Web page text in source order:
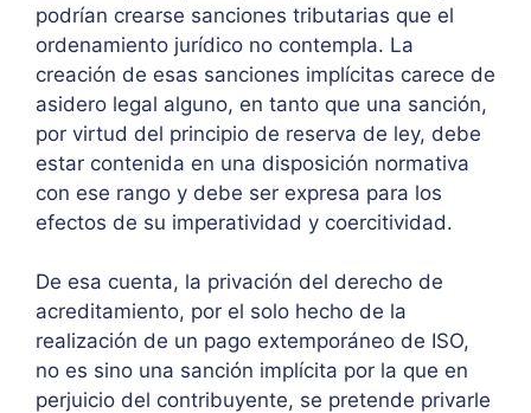
podrían crearse sanciones tributarias que el
ordenamiento jurídico no contempla. La
creación de esas sanciones implícitas carece de
asidero legal alguno, en tanto que una sanción,
por virtud del principio de reserva de ley, debe
estar contenida en una disposición normativa
con ese rango y debe ser expresa para los
efectos de su imperatividad y coercitividad.
De esa cuenta, la privación del derecho de
acreditamiento, por el solo hecho de la
realización de un pago extemporáneo de ISO,
no es sino una sanción implícita por la que en
perjuicio del contribuyente, se pretende privarle